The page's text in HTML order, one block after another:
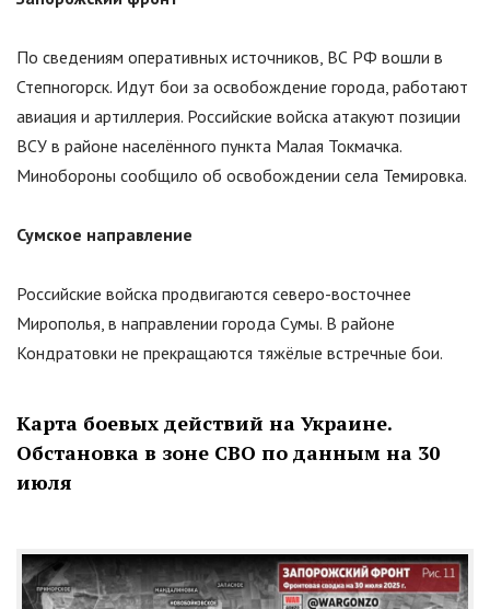
По сведениям оперативных источников, ВС РФ вошли в
Степногорск. Идут бои за освобождение города, работают
авиация и артиллерия. Российские войска атакуют позиции
ВСУ в районе населённого пункта Малая Токмачка.
Минобороны сообщило об освобождении села Темировка.
Сумское направление
Российские войска продвигаются северо-восточнее
Мирополья, в направлении города Сумы. В районе
Кондратовки не прекращаются тяжёлые встречные бои.
Карта боевых действий на Украине.
Обстановка в зоне СВО по данным на 30
июля